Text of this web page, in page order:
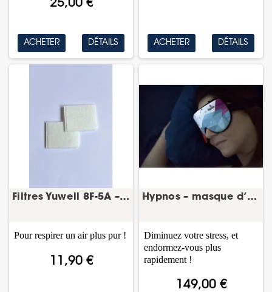
25,00 €
ACHETER DÉTAILS ACHETER DÉTAILS
Filtres Yuwell 8F-5A – concentrateur d’oxygène...
11,90 €
Pour respirer un air plus pur !
Hypnos – masque d’hypnose pour le sommeil
149,00 €
Diminuez votre stress, et
endormez-vous plus
rapidement !